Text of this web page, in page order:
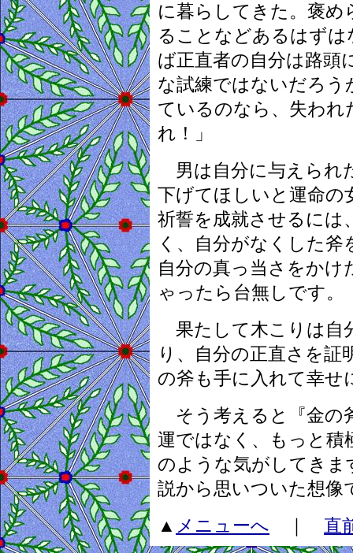
に暮らしてきた。褒
ることなどあるはず
ば正直者の自分は路頭
な試練ではないだろ
ているのなら、失わ
れ！」
男は自分に与えられ
下げてほしいと運命の
祈誓を成就させるには
く、自分がなくした
自分の真っ当さをか
ゃったら台無しです。
果たして木こりは自
り、自分の正直さを証
の斧も手に入れて幸せ
そう考えると『金の
運ではなく、もっと積
のような気がしてきま
説から思いついた想像
▲ メニューへ ｜ 直